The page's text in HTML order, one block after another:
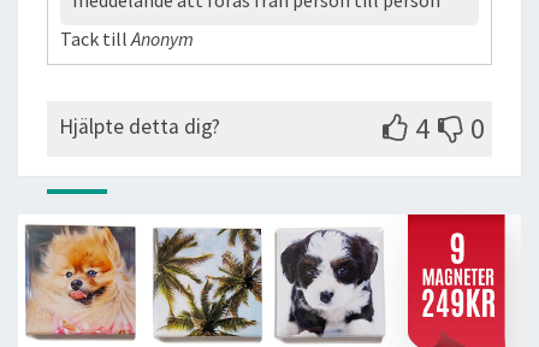
Tack tillAnonym
Hjälpte detta dig? 4 0